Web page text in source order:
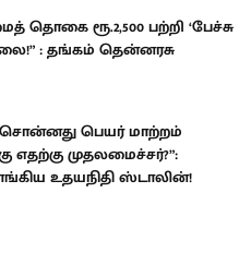
தொகை ரூ.2,500 பற்றி ‘பேச்சு
: தங்கம் தென்னரசு
பெயர் மாற்றம்
எதற்கு முதலமைச்சர்?”:
உதயநிதி ஸ்டாலின்!